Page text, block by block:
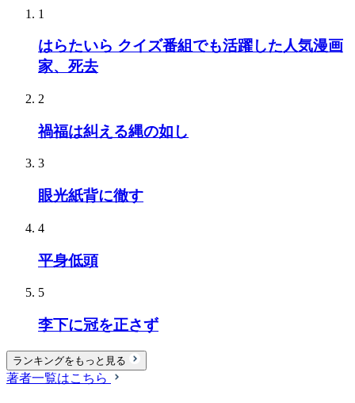
1
はらたいら クイズ番組でも活躍した人気漫画
家、死去
2
禍福は糾える縄の如し
3
眼光紙背に徹す
4
平身低頭
5
李下に冠を正さず
ランキングをもっと見る
著者一覧はこちら